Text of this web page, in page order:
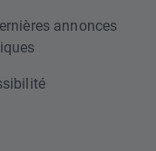
annonces